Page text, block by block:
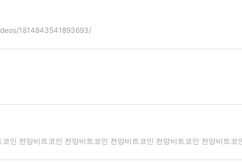
1814843541893693/
비트코인 전망비트코인 전망비트코인 전망비트코인 전망비트코인 전망비트코인 전망비트코인 전망비트코인 전망비트코인 전망비트코인 전망비트코인 전